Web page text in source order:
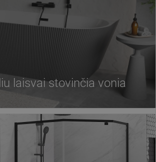
laisvai stovinčia vonia